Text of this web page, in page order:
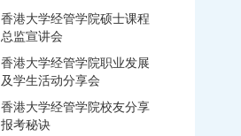
香港大学经管学院硕士课程
总监宣讲会
香港大学经管学院职业发展
及学生活动分享会
香港大学经管学院校友分享
报考秘诀